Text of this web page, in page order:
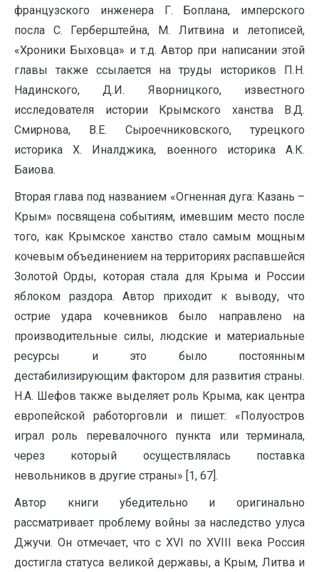
французского инженера Г. Боплана, имперского
посла С. Герберштейна, М. Литвина и летописей,
«Хроники Быховца» и т.д. Автор при написании этой
главы также ссылается на труды историков П.Н.
Надинского, Д.И. Яворницкого, известного
исследователя истории Крымского ханства В.Д.
Смирнова, В.Е. Сыроечниковского, турецкого
историка Х. Иналджика, военного историка А.К.
Баиова.
Вторая глава под названием «Огненная дуга: Казань –
Крым» посвящена событиям, имевшим место после
того, как Крымское ханство стало самым мощным
кочевым объединением на территориях распавшейся
Золотой Орды, которая стала для Крыма и России
яблоком раздора. Автор приходит к выводу, что
острие удара кочевников было направлено на
производительные силы, людские и материальные
ресурсы и это было постоянным
дестабилизирующим фактором для развития страны.
Н.А. Шефов также выделяет роль Крыма, как центра
европейской работорговли и пишет: «Полуостров
играл роль перевалочного пункта или терминала,
через который осуществлялась поставка
невольников в другие страны» [1, 67].
Автор книги убедительно и оригинально
рассматривает проблему войны за наследство улуса
Джучи. Он отмечает, что с XVI по XVIII века Россия
достигла статуса великой державы, а Крым, Литва и